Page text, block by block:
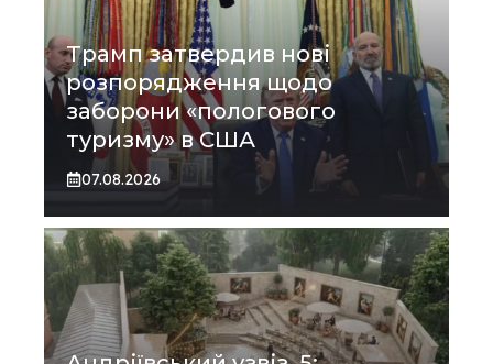
Трамп затвердив нові
розпорядження щодо
заборони «пологового
туризму» в США
07.08.2026